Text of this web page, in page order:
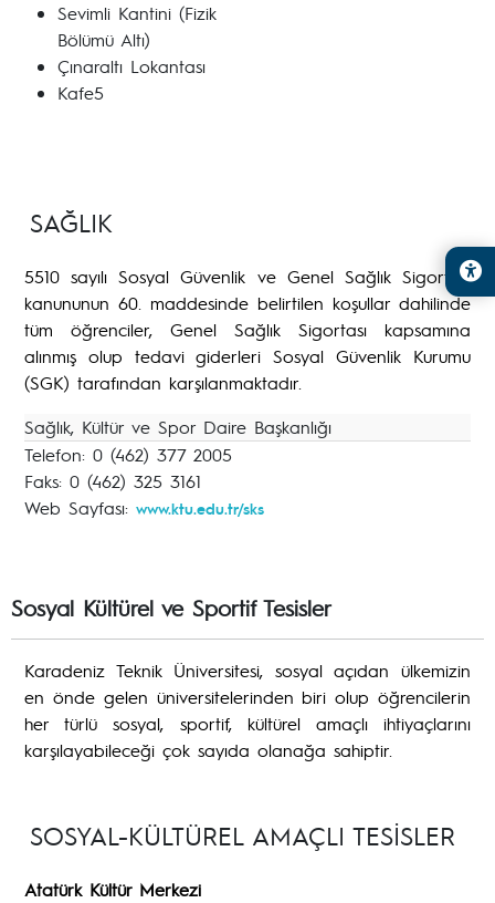
Sevimli Kantini (Fizik
Bölümü Altı)
Çınaraltı Lokantası
Kafe5
SAĞLIK
5510 sayılı Sosyal Güvenlik ve Genel Sağlık Sigortası
kanununun 60. maddesinde belirtilen koşullar dahilinde
tüm öğrenciler, Genel Sağlık Sigortası kapsamına
alınmış olup tedavi giderleri Sosyal Güvenlik Kurumu
(SGK) tarafından karşılanmaktadır.
Sağlık, Kültür ve Spor Daire Başkanlığı
Telefon: 0 (462) 377 2005
Faks: 0 (462) 325 3161
Web Sayfası: www.ktu.edu.tr/sks
Sosyal Kültürel ve Sportif Tesisler
Karadeniz Teknik Üniversitesi, sosyal açıdan ülkemizin
en önde gelen üniversitelerinden biri olup öğrencilerin
her türlü sosyal, sportif, kültürel amaçlı ihtiyaçlarını
karşılayabileceği çok sayıda olanağa sahiptir.
SOSYAL-KÜLTÜREL AMAÇLI TESİSLER
Atatürk Kültür Merkezi